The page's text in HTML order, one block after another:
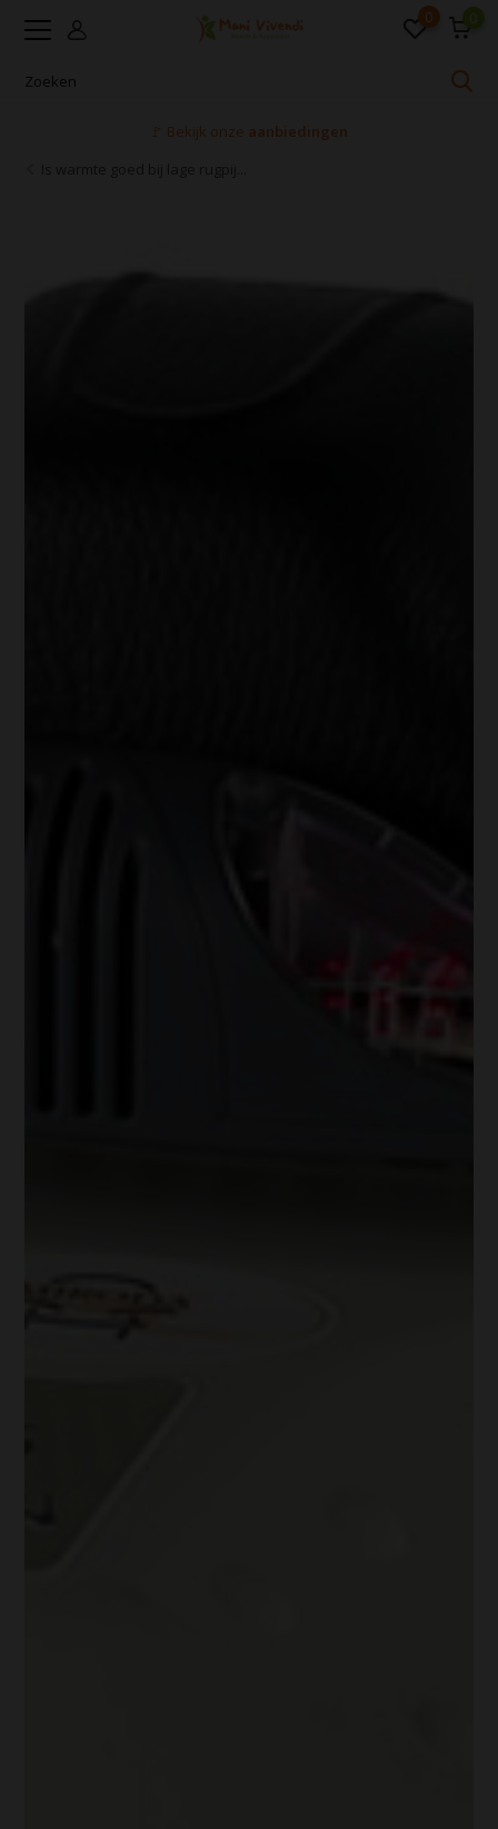
0 0
Voor 16:00 uur besteld, dezelfde dag verzonden